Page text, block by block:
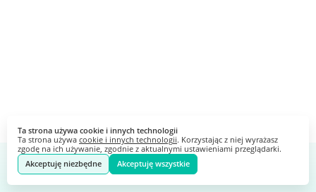
Ta strona używa cookie i innych technologii
Ta strona używa cookie i innych technologii. Korzystając z niej wyrażasz
zgodę na ich używanie, zgodnie z aktualnymi ustawieniami przeglądarki.
Akceptuję niezbędne
Akceptuję wszystkie
Stworzone naWebankieta